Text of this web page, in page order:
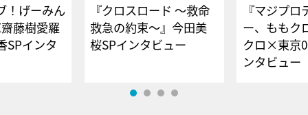
！げーみん
藤樹愛羅
SPインタ
『クロスロード ～救命
救急の約束～』今田美
桜SPインタビュー
『マジプロ
ー、ももク
クロ×東京
ンタビュー